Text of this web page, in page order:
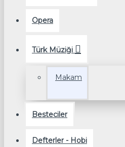
Opera
Türk Müziği
Makam
Besteciler
Defterler - Hobi